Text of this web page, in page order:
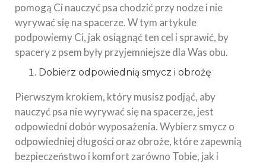
pomogą Ci nauczyć psa chodzić przy nodze i nie
wyrywać się na spacerze. W tym artykule
podpowiemy Ci, jak osiągnąć ten cel i sprawić, by
spacery z psem były przyjemniejsze dla Was obu.
Dobierz odpowiednią smycz i obrożę
Pierwszym krokiem, który musisz podjąć, aby
nauczyć psa nie wyrywać się na spacerze, jest
odpowiedni dobór wyposażenia. Wybierz smycz o
odpowiedniej długości oraz obroże, które zapewnią
bezpieczeństwo i komfort zarówno Tobie, jak i